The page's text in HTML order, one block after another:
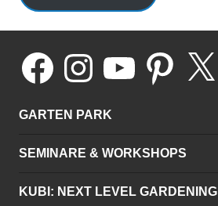
FacebookInstagramYouTubePinterestX
GARTEN PARK
SEMINARE & WORKSHOPS
KUBI: NEXT LEVEL GARDENING